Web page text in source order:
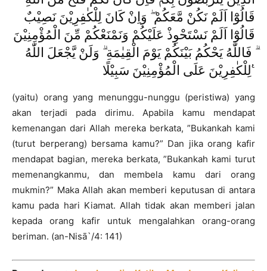
قَالُوْٓا اَلَمْ نَكُنْ مَّعَكُمْ ۖ وَاِنْ كَانَ لِلْكٰفِرِيْنَ نَصِيْبٌ
قَالُوْٓا اَلَمْ نَسْتَحْوِذْ عَلَيْكُمْ وَنَمْنَعْكُمْ مِّنَ الْمُؤْمِنِيْنَ
ۗ فَاللّٰهُ يَحْكُمُ بَيْنَكُمْ يَوْمَ الْقِيٰمَةِ ۗ وَلَنْ يَّجْعَلَ اللّٰهُ
لِلْكٰفِرِيْنَ عَلَى الْمُؤْمِنِيْنَ سَبِيْلًا ࣖ
(yaitu) orang yang menunggu-nunggu (peristiwa) yang
akan terjadi pada dirimu. Apabila kamu mendapat
kemenangan dari Allah mereka berkata, ”Bukankah kami
(turut berperang) bersama kamu?” Dan jika orang kafir
mendapat bagian, mereka berkata, ”Bukankah kami turut
memenangkanmu, dan membela kamu dari orang
mukmin?” Maka Allah akan memberi keputusan di antara
kamu pada hari Kiamat. Allah tidak akan memberi jalan
kepada orang kafir untuk mengalahkan orang-orang
beriman. (an-Nisā`/4: 141)